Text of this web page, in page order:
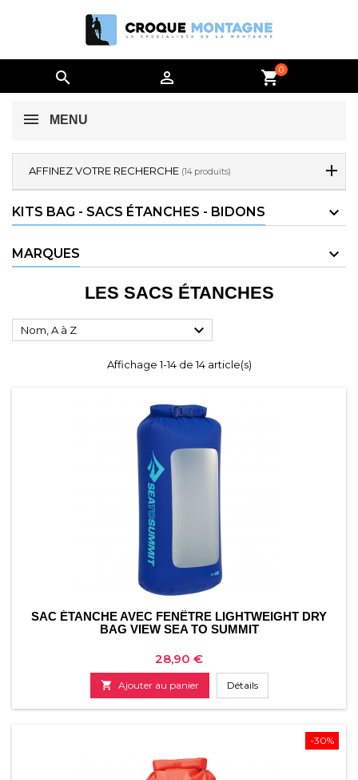
  shopping_cart0
MENU
AFFINEZ VOTRE RECHERCHE (14 produits)
KITS BAG - SACS ÉTANCHES - BIDONS
MARQUES
LES SACS ÉTANCHES
Nom, A à Z 
Affichage 1-14 de 14 article(s)
SAC ÉTANCHE AVEC FENÊTRE LIGHTWEIGHT DRY
BAG VIEW SEA TO SUMMIT
Prix
28,90 €
 Ajouter au panier Détails
-30%